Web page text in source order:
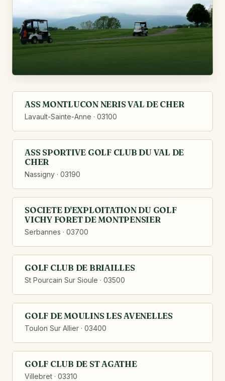
ASS MONTLUCON NERIS VAL DE CHER
Lavault-Sainte-Anne · 03100
ASS SPORTIVE GOLF CLUB DU VAL DE
CHER
Nassigny · 03190
SOCIETE D'EXPLOITATION DU GOLF
VICHY FORET DE MONTPENSIER
Serbannes · 03700
GOLF CLUB DE BRIAILLES
St Pourcain Sur Sioule · 03500
GOLF DE MOULINS LES AVENELLES
Toulon Sur Allier · 03400
GOLF CLUB DE ST AGATHE
Villebret · 03310